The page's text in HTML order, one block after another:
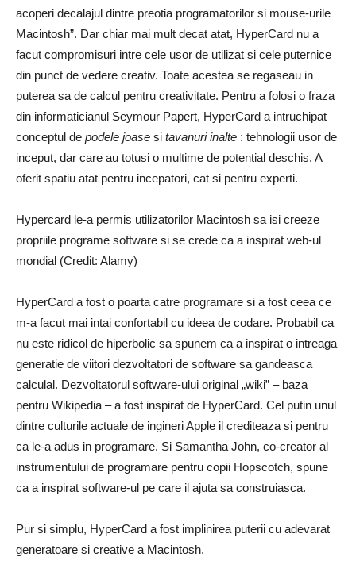
acoperi decalajul dintre preotia programatorilor si mouse-urile
Macintosh”. Dar chiar mai mult decat atat, HyperCard nu a
facut compromisuri intre cele usor de utilizat si cele puternice
din punct de vedere creativ. Toate acestea se regaseau in
puterea sa de calcul pentru creativitate. Pentru a folosi o fraza
din informaticianul Seymour Papert, HyperCard a intruchipat
conceptul de podele joase si tavanuri inalte : tehnologii usor de
inceput, dar care au totusi o multime de potential deschis. A
oferit spatiu atat pentru incepatori, cat si pentru experti.
Hypercard le-a permis utilizatorilor Macintosh sa isi creeze
propriile programe software si se crede ca a inspirat web-ul
mondial (Credit: Alamy)
HyperCard a fost o poarta catre programare si a fost ceea ce
m-a facut mai intai confortabil cu ideea de codare. Probabil ca
nu este ridicol de hiperbolic sa spunem ca a inspirat o intreaga
generatie de viitori dezvoltatori de software sa gandeasca
calculal. Dezvoltatorul software-ului original „wiki” – baza
pentru Wikipedia – a fost inspirat de HyperCard. Cel putin unul
dintre culturile actuale de ingineri Apple il crediteaza si pentru
ca le-a adus in programare. Si Samantha John, co-creator al
instrumentului de programare pentru copii Hopscotch, spune
ca a inspirat software-ul pe care il ajuta sa construiasca.
Pur si simplu, HyperCard a fost implinirea puterii cu adevarat
generatoare si creative a Macintosh.